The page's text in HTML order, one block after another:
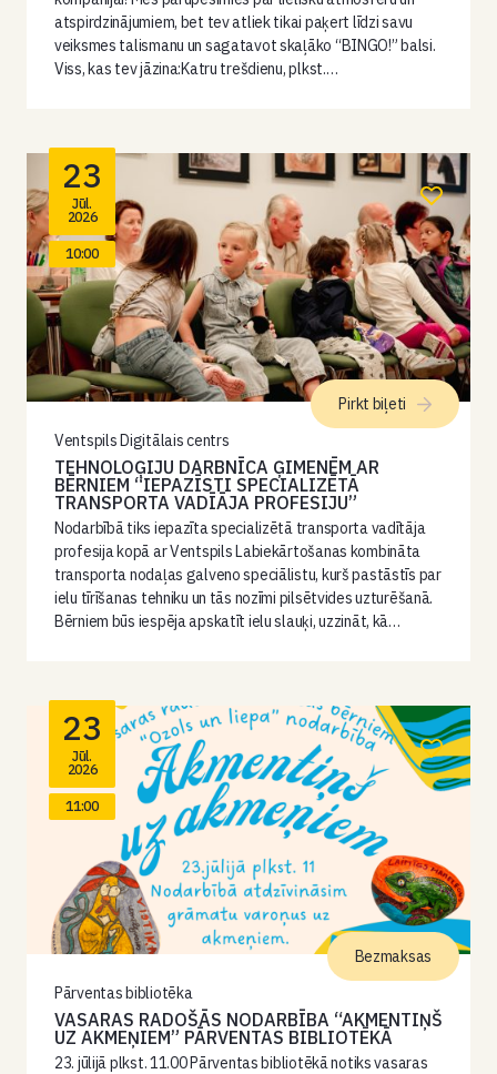
atspirdzinājumiem, bet tev atliek tikai paķert līdzi savu
veiksmes talismanu un sagatavot skaļāko “BINGO!” balsi.
Viss, kas tev jāzina:Katru trešdienu, plkst.…
23
Jūl.
2026
10:00
Ventspils Digitālais centrs
TEHNOLOĢIJU DARBNĪCA ĢIMENĒM AR
BĒRNIEM “IEPAZĪSTI SPECIALIZĒTĀ
TRANSPORTA VADĪĀJA PROFESIJU”
Nodarbībā tiks iepazīta specializētā transporta vadītāja
profesija kopā ar Ventspils Labiekārtošanas kombināta
transporta nodaļas galveno speciālistu, kurš pastāstīs par
ielu tīrīšanas tehniku un tās nozīmi pilsētvides uzturēšanā.
Bērniem būs iespēja apskatīt ielu slauķi, uzzināt, kā…
Pirkt biļeti
23
Jūl.
2026
11:00
Pārventas bibliotēka
VASARAS RADOŠĀS NODARBĪBA “AKMENTIŅŠ
UZ AKMEŅIEM” PĀRVENTAS BIBLIOTĒKĀ
23. jūlijā plkst. 11.00 Pārventas bibliotēkā notiks vasaras
Bezmaksas